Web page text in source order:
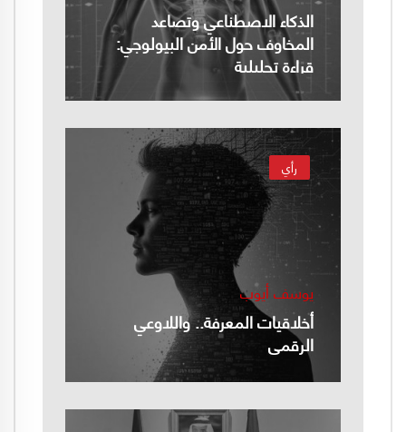
الذكاء الاصطناعي وتصاعد
المخاوف حول الأمن البيولوجي:
قراءة تحليلية
رأي
يوسف أيوب
أخلاقيات المعرفة.. واللاوعي
الرقمي